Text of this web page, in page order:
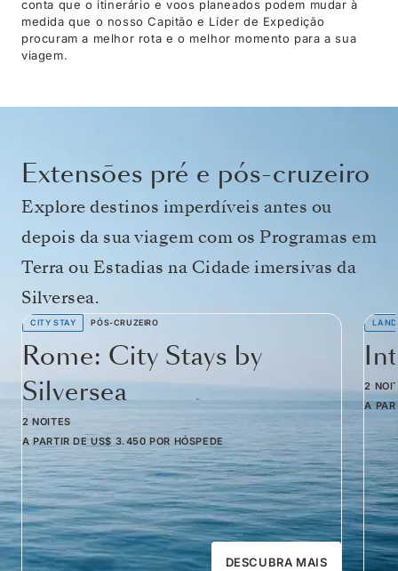
conta que o itinerário e voos planeados podem mudar à
medida que o nosso Capitão e Líder de Expedição
procuram a melhor rota e o melhor momento para a sua
viagem.
Extensões pré e pós-cruzeiro
Explore destinos imperdíveis antes ou
depois da sua viagem com os Programas em
Terra ou Estadias na Cidade imersivas da
Silversea.
CITY STAY PÓS-CRUZEIRO
Rome: City Stays by
Silversea
2 NOITES
A PARTIR DE US$ 3.450 POR HÓSPEDE
DESCUBRA MAIS
2
A